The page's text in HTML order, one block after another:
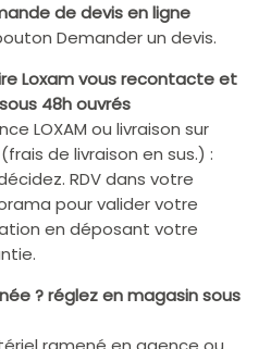
de devis en ligne
Demander un devis.
Loxam vous recontacte et
48h ouvrés
LOXAM ou livraison sur
de livraison en sus.) :
RDV dans votre
pour valider votre
en déposant votre
? réglez en magasin sous